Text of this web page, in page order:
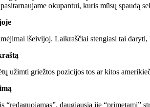
okupantui, kuris mūsų spaudą
išeivijoj. Laikraščiai stengiasi tai daryti,
užimti griežtos pozicijos tos ar kitos
“redaguojamas”, daugiausia jie